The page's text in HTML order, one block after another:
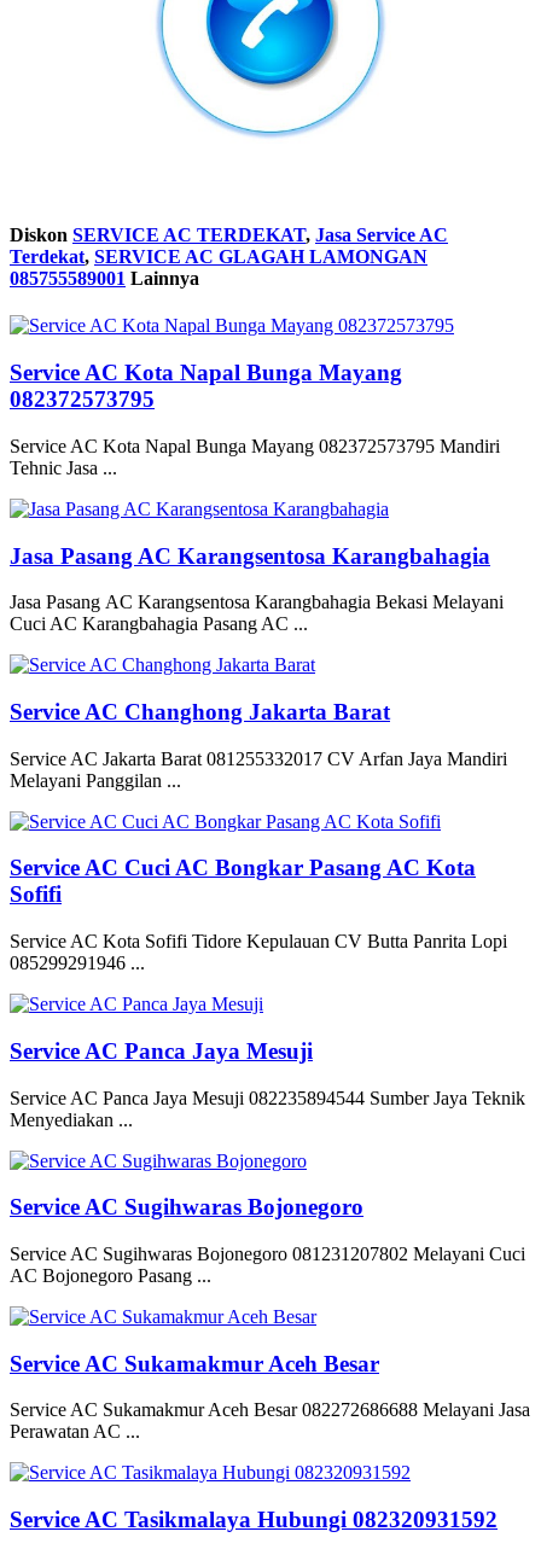
Diskon SERVICE AC TERDEKAT, Jasa Service AC
Terdekat, SERVICE AC GLAGAH LAMONGAN
085755589001 Lainnya
Service AC Kota Napal Bunga Mayang
082372573795
Service AC Kota Napal Bunga Mayang 082372573795 Mandiri
Tehnic Jasa ...
Jasa Pasang AC Karangsentosa Karangbahagia
Jasa Pasang AC Karangsentosa Karangbahagia Bekasi Melayani
Cuci AC Karangbahagia Pasang AC ...
Service AC Changhong Jakarta Barat
Service AC Jakarta Barat 081255332017 CV Arfan Jaya Mandiri
Melayani Panggilan ...
Service AC Cuci AC Bongkar Pasang AC Kota
Sofifi
Service AC Kota Sofifi Tidore Kepulauan CV Butta Panrita Lopi
085299291946 ...
Service AC Panca Jaya Mesuji
Service AC Panca Jaya Mesuji 082235894544 Sumber Jaya Teknik
Menyediakan ...
Service AC Sugihwaras Bojonegoro
Service AC Sugihwaras Bojonegoro 081231207802 Melayani Cuci
AC Bojonegoro Pasang ...
Service AC Sukamakmur Aceh Besar
Service AC Sukamakmur Aceh Besar 082272686688 Melayani Jasa
Perawatan AC ...
Service AC Tasikmalaya Hubungi 082320931592